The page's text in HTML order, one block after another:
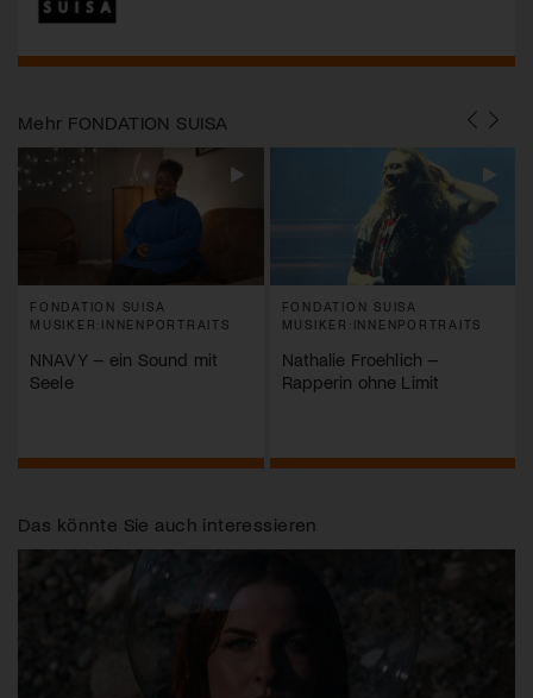
Mehr FONDATION SUISA
FONDATION SUISA
MUSIKER:INNENPORTRAITS
NNAVY – ein Sound mit
Seele
FONDATION SUISA
MUSIKER:INNENPORTRAITS
Nathalie Froehlich –
Rapperin ohne Limit
Das könnte Sie auch interessieren